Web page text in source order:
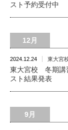
スト予約受付中
12月
2024.12.24 東大宮
東大宮校 冬期講
スト結果発表
9月